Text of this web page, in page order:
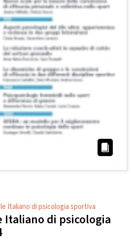
Italiano di psicologia sportiva
Italiano di psicologia